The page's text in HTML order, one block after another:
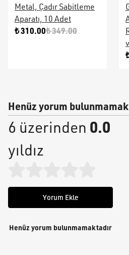
Metal, Çadır Sabitleme
Aparatı, 10 Adet
₺ 310.00₺ 349.00
Henüz yorum
6 üzerinden 0.0
yıldız
Yorum Ekle
Henüz yorum bulunmamaktadır